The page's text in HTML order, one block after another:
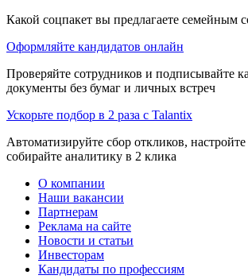
Какой соцпакет вы предлагаете семейным
Оформляйте кандидатов онлайн
Проверяйте сотрудников и подписывайте
документы без бумаг и личных встреч
Ускорьте подбор в 2 раза с Talantix
Автоматизируйте сбор откликов,
собирайте аналитику в 2 клика
О компании
Наши вакансии
Партнерам
Реклама на сайте
Новости и статьи
Инвесторам
Кандидаты по профессиям